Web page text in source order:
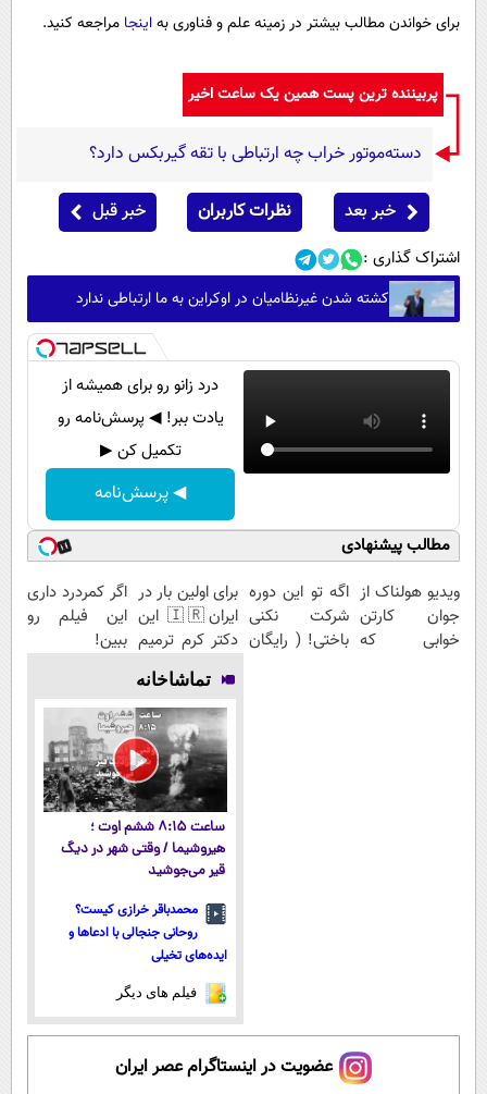
برای خواندن مطالب بیشتر در زمینه علم و فناوری بهاینجا مراجعه کنید.
پربیننده ترین پست همین یک ساعت اخیر
دسته‌موتور خراب چه ارتباطی با تقه گیربکس دارد؟
خبر بعد نظرات کاربران خبر قبل
اشتراک گذاری :
کشته شدن غیرنظامیان در اوکراین به ما ارتباطی ندارد
درد زانو رو برای همیشه از
یادت ببر! ◀ پرسش‌نامه رو
تکمیل کن ▶
◀ پرسش‌نامه
مطالب پیشنهادی
ویدیو هولناک از
جوان کارتن
خوابی که
اگه تو این دوره
شرکت نکنی
باختی! ( رایگان
برای اولین بار در
ایران🇮🇷 این
دکتر کرم ترمیم
کننده 23 روزه
ساخت!
اگر کمردرد داری
این فیلم رو
ببین!
تماشاخانه
ساعت ۸:۱۵ ششم اوت ؛
هیروشیما / وقتی شهر در دیگ
قیر می‌جوشید
محمدباقر خرازی کیست؟
روحانی جنجالی با ادعاها و
ایده‌های تخیلی
فیلم های دیگر
عضویت در اینستاگرام عصر ایران